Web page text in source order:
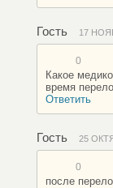
Гость 17
0
Какое
время
Ответить
Гость 25
0
после